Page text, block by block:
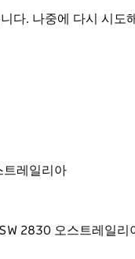
오클리(Rilka
' 전시 기획은 윌리엄
다. 나중에 다시 시도
레일리아